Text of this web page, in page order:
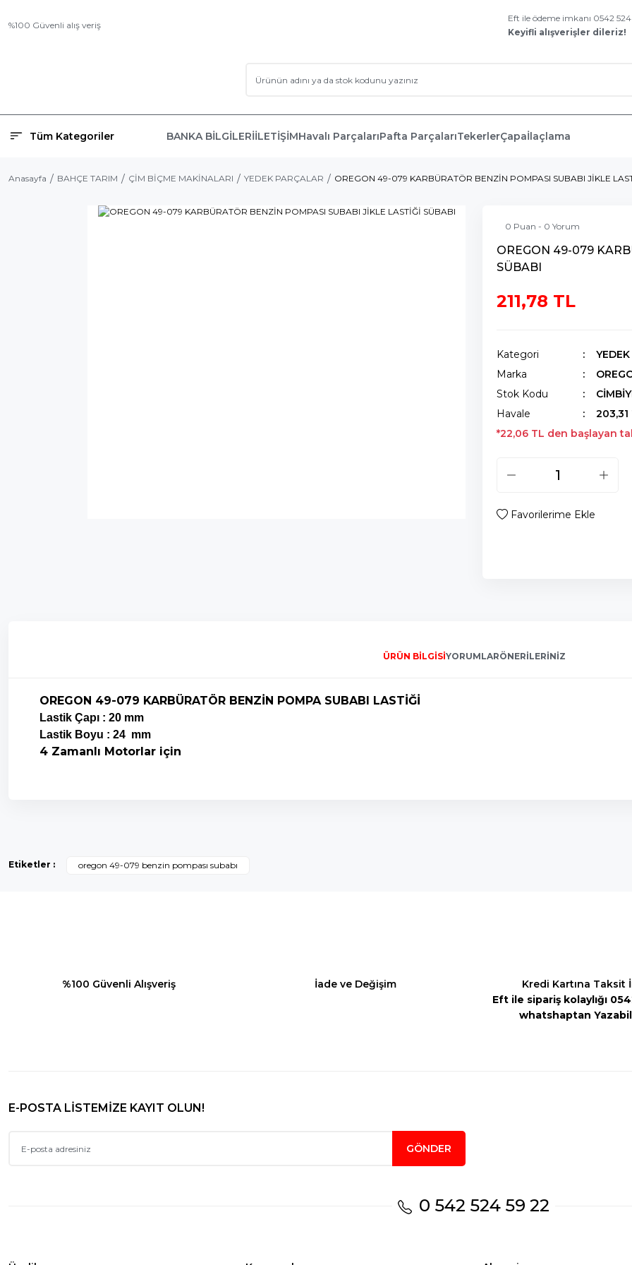
%100 Güvenli alış veriş
Eft ile ödeme imkanı 0542
Keyifli alışverişler dileriz!
Tüm Kategoriler BANKA BİLGİLERİİLETİŞİMHavalı ParçalarıPafta ParçalarıTekerlerÇapaİlaçlama
Anasayfa BAHÇE TARIM ÇİM BİÇME MAKİNALARI YEDEK PARÇALAR OREGON 49-079 KARBÜRATÖR BENZİN POMPASI SUBABI JİKLE
0 Puan - 0 Yorum
OREGON 49-079
SÜBABI
211,78 TL
Kategori
Marka
Stok Kodu
Havale
*22,06 TL den başlayan
ÜRÜN BILGISIYORUMLARÖNERILERINIZ
OREGON 49-079 KARBÜRATÖR BENZİN POMPA SUBABI LASTİĞİ
Lastik Çapı : 20 mm
Lastik Boyu : 24 mm
4 Zamanlı Motorlar için
Ürün resmi kalitesiz, bozuk veya görüntülenemiyor.
Etiketler : oregon 49-079 benzin pompası subabı
%100 Güvenli Alışveriş İade ve Değişim
Kredi Kartına Taksit
Eft ile sipariş kolaylığı
whatshaptan
E-POSTA LİSTEMİZE KAYIT OLUN!
GÖNDER
0 542 524 59 22